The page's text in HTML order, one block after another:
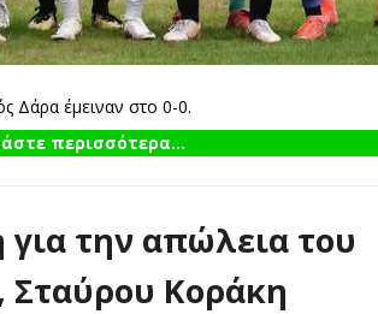
Δάρα έμειναν στο 0-0.
περισσότερα...
την απώλεια του
Σταύρου Κοράκη